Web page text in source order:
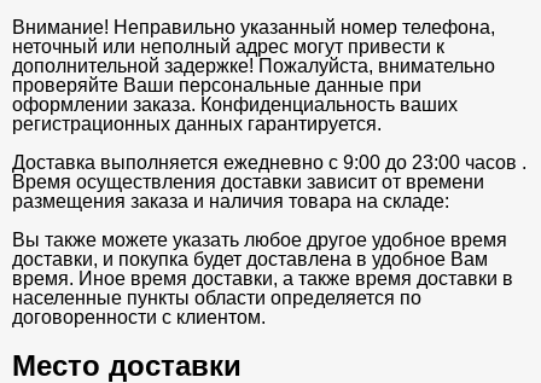
Внимание! Неправильно указанный номер телефона,
неточный или неполный адрес могут привести к
дополнительной задержке! Пожалуйста, внимательно
проверяйте Ваши персональные данные при
оформлении заказа. Конфиденциальность ваших
регистрационных данных гарантируется.
Доставка выполняется ежедневно с 9:00 до 23:00 часов .
Время осуществления доставки зависит от времени
размещения заказа и наличия товара на складе:
Вы также можете указать любое другое удобное время
доставки, и покупка будет доставлена в удобное Вам
время. Иное время доставки, а также время доставки в
населенные пункты области определяется по
договоренности с клиентом.
Место доставки